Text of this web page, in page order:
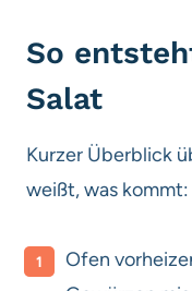
So
Salat
Kurzer Überblick
weißt, was kommt:
Ofen